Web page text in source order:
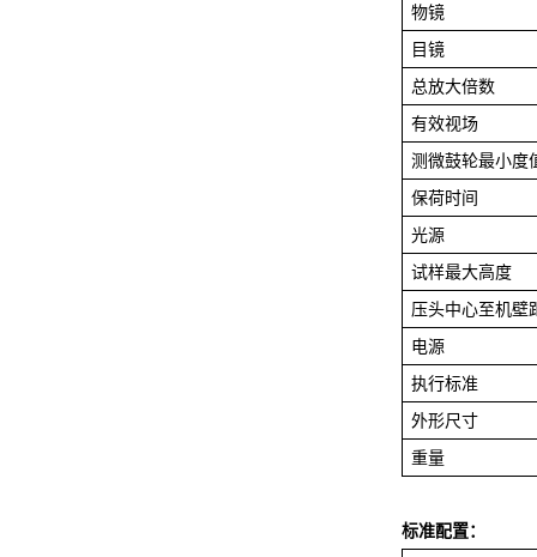
物镜
目镜
总放大倍数
有效视场
测微鼓轮最小度
保荷时间
光源
试样最大高度
压头中心至机壁
电源
执行标准
外形尺寸
重量
标准配置：